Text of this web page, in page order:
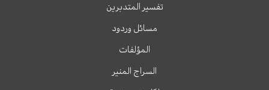
تفسير المتدبرين
مسائل وردود
المؤلفات
السراج المنير